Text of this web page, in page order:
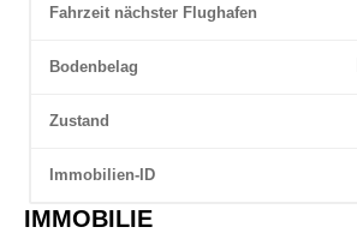
Fahrzeit nächster Flughafen
Bodenbelag
Zustand
Immobilien-ID
IMMOBILIE